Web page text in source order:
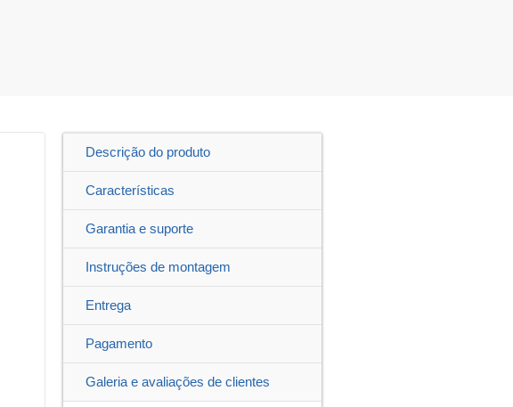
Descrição do produto
Características
Garantia e suporte
Instruções de montagem
Entrega
Pagamento
Galeria e avaliações de clientes